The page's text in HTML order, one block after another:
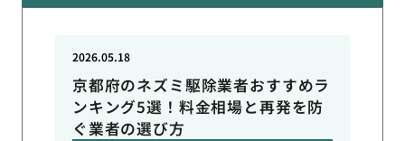
京都府のネズミ駆除業者おすすめラ
ンキング5選！料金相場と再発を防
ぐ業者の選び方
2026.05.18